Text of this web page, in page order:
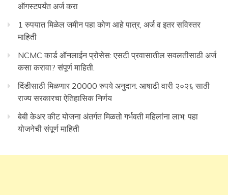
ऑगस्टपर्यंत अर्ज करा
1 रुपयात मिळेल जमीन पहा कोण आहे पात्र, अर्ज व इतर सविस्तर
माहिती
NCMC कार्ड ऑनलाईन प्रोसेस: एसटी प्रवासातील सवलतीसाठी अर्ज
कसा करावा? संपूर्ण माहिती.
दिंडीसाठी मिळणार 20000 रुपये अनुदान: आषाढी वारी २०२६ साठी
राज्य सरकारचा ऐतिहासिक निर्णय
बेबी केअर कीट योजना अंतर्गत मिळतो गर्भवती महिलांना लाभ; पहा
योजनेची संपूर्ण माहिती